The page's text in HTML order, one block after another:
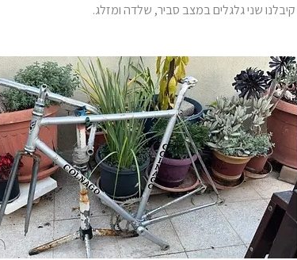
שני גלגלים במצב סביר, שלדה ומזלג.